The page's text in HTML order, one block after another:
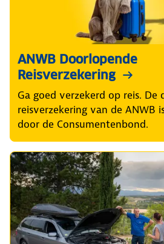
ANWB Doorlopende
Reisverzekering
Ga goed verzekerd op reis. De
reisverzekering van de ANWB
door de Consumentenbond.